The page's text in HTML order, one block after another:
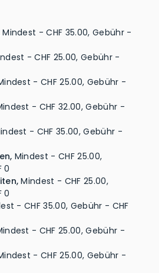
Mindest - CHF 35.00, Gebühr -
- CHF 25.00, Gebühr -
- CHF 25.00, Gebühr -
- CHF 32.00, Gebühr -
- CHF 35.00, Gebühr -
Mindest - CHF 25.00,
0
Mindest - CHF 25.00,
0
- CHF 35.00, Gebühr - CHF
- CHF 25.00, Gebühr -
- CHF 25.00, Gebühr -